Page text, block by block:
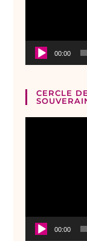
00:00
CERCLE
00:00